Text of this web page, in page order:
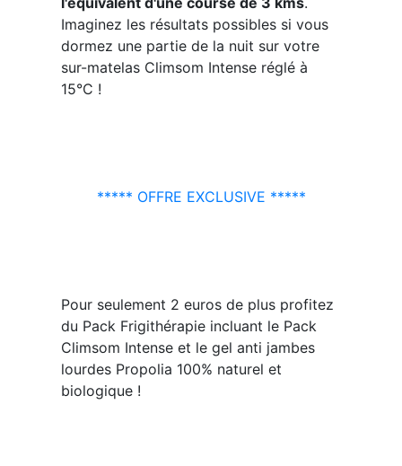
Imaginez les résultats possibles si vous
dormez une partie de la nuit sur votre
sur-matelas Climsom Intense réglé à
15°C !
***** OFFRE EXCLUSIVE *****
Pour seulement 2 euros de plusprofitez
du Pack Frigithérapie incluant le Pack
Climsom Intense et le gel anti jambes
lourdes Propolia 100% naturel et
biologique !